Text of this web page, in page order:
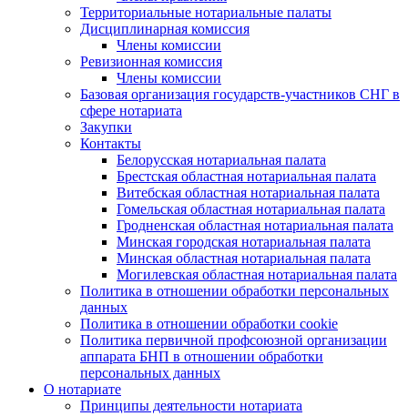
Территориальные нотариальные палаты
Дисциплинарная комиссия
Члены комиссии
Ревизионная комиссия
Члены комиссии
Базовая организация государств-участников СНГ в
сфере нотариата
Закупки
Контакты
Белорусская нотариальная палата
Брестская областная нотариальная палата
Витебская областная нотариальная палата
Гомельская областная нотариальная палата
Гродненская областная нотариальная палата
Минская городская нотариальная палата
Минская областная нотариальная палата
Могилевская областная нотариальная палата
Политика в отношении обработки персональных
данных
Политика в отношении обработки cookie
Политика первичной профсоюзной организации
аппарата БНП в отношении обработки
персональных данных
О нотариате
Принципы деятельности нотариата